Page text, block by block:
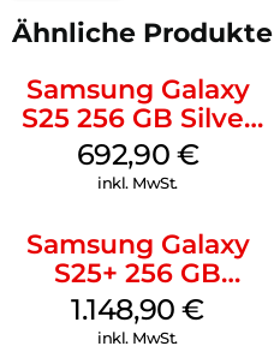
Ähnliche Produkte
Samsung Galaxy
S25 256 GB Silver
Shadow
692,90 €
inkl. MwSt.
Samsung Galaxy
S25+ 256 GB
Icyblue
1.148,90€
inkl. MwSt.